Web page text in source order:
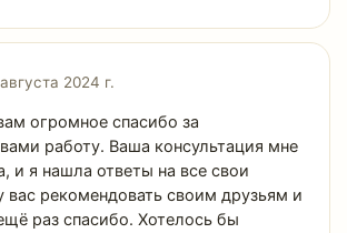
2024 г.
огромное спасибо за
работу. Ваша консультация мне
и я нашла ответы на все свои
вас рекомендовать своим друзьям и
раз спасибо. Хотелось бы